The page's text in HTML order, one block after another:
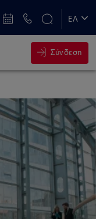
ΕΛ
Σύνδεση